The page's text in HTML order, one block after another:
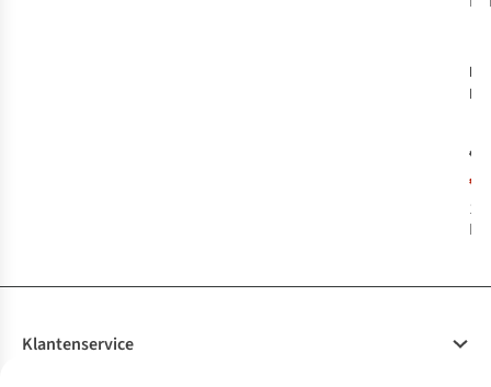
1
Klantenservice